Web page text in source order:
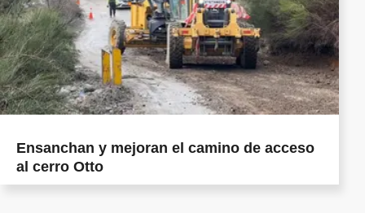
Ensanchan y mejoran el camino de acceso
al cerro Otto